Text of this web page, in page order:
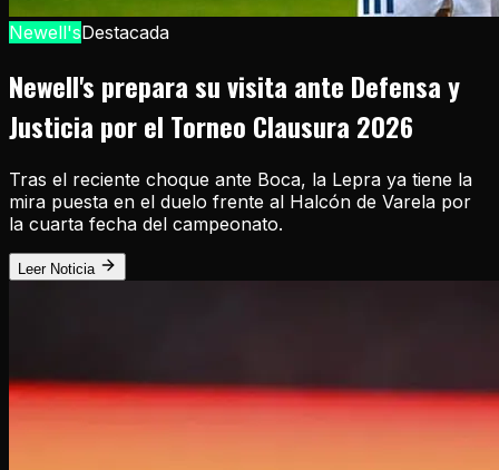
Newell'sDestacada
Newell's prepara su visita ante Defensa y
Justicia por el Torneo Clausura 2026
Tras el reciente choque ante Boca, la Lepra ya tiene la
mira puesta en el duelo frente al Halcón de Varela por
la cuarta fecha del campeonato.
Leer Noticia